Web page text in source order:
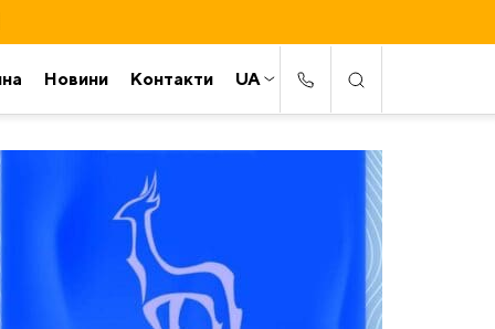
Новини Контакти UA